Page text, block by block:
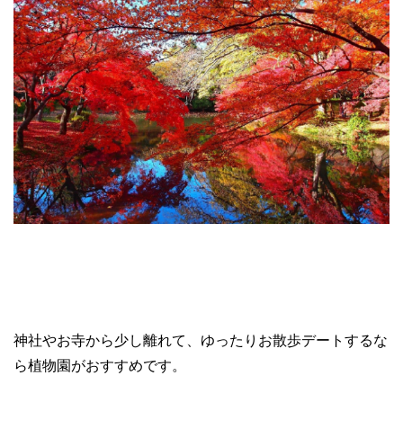
神社やお寺から少し離れて、ゆったりお散歩デートするな
ら植物園がおすすめです。